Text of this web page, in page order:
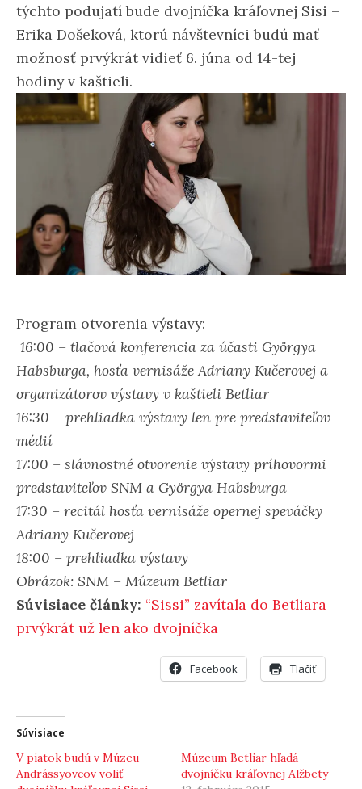
týchto podujatí bude dvojníčka kráľovnej Sisi –
Erika Došeková, ktorú návštevníci budú mať
možnosť prvýkrát vidieť 6. júna od 14-tej
hodiny v kaštieli.
Program otvorenia výstavy:
16:00 – tlačová konferencia za účasti Györgya
Habsburga, hosťa vernisáže Adriany Kučerovej a
organizátorov výstavy v kaštieli Betliar
16:30 – prehliadka výstavy len pre predstaviteľov
médií
17:00 – slávnostné otvorenie výstavy príhovormi
predstaviteľov SNM a Györgya Habsburga
17:30 – recitál hosťa vernisáže opernej speváčky
Adriany Kučerovej
18:00 – prehliadka výstavy
Obrázok: SNM – Múzeum Betliar
Súvisiace články: “Sissi” zavítala do Betliara
prvýkrát už len ako dvojníčka
Facebook Tlačiť
Súvisiace
V piatok budú v Múzeu
Andrássyovcov voliť
Múzeum Betliar hľadá
dvojníčku kráľovnej Alžbety